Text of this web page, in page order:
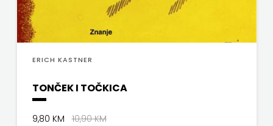
ERICH KASTNER
TONČEK I TOČKICA
9,80 KM10,90 KM